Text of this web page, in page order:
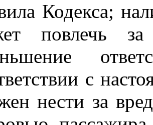
Кодекса;
повлечь
с
нести за